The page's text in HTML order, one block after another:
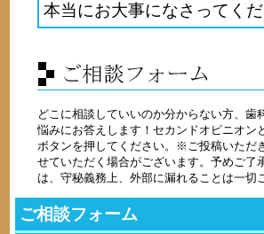
本当にお大事になさってく
どこに相談していいのか分からない方、
悩みにお答えします！セカンドオピニオ
ボタンを押してください。
※ご投稿いただ
せていただく場合がございます。予めご
は、守秘義務上、外部に漏れることは一切
ご相談フォーム